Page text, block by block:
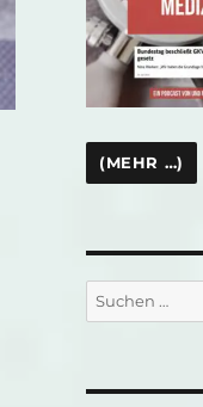
Suchen
nach: